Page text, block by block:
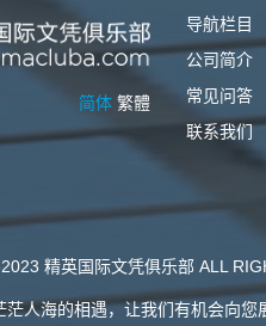
简体 繁體
导航栏目
公司简介
常见问答
联系我们
精英国际文凭俱乐部 ALL
人海的相遇，让我们有机会向